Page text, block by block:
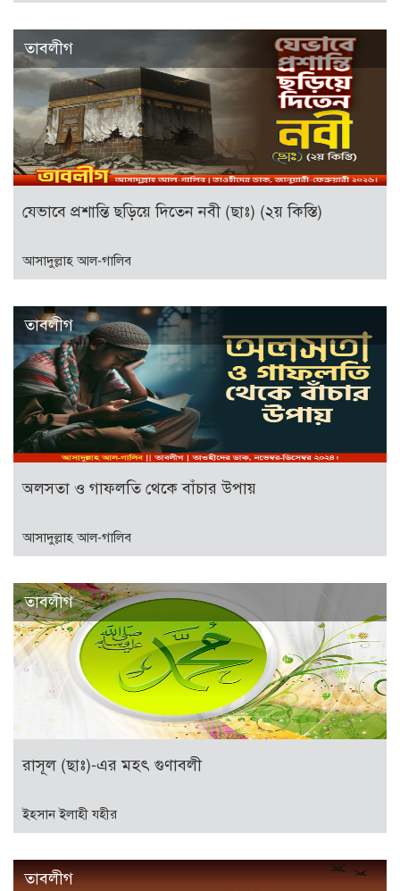
তাবলীগ
যেভাবে প্রশান্তি ছড়িয়ে দিতেন নবী (ছাঃ) (২য় কিস্তি)
আসাদুল্লাহ আল-গালিব
তাবলীগ
অলসতা ও গাফলতি থেকে বাঁচার উপায়
আসাদুল্লাহ আল-গালিব
তাবলীগ
রাসূল (ছাঃ)-এর মহৎ গুণাবলী
ইহসান ইলাহী যহীর
তাবলীগ